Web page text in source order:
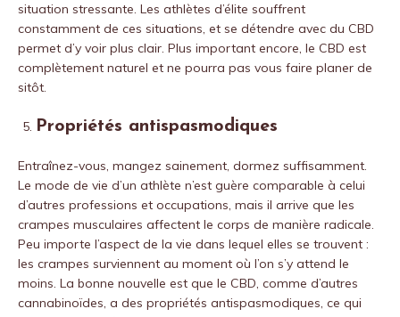
situation stressante. Les athlètes d’élite souffrent
constamment de ces situations, et se détendre avec du CBD
permet d’y voir plus clair. Plus important encore, le CBD est
complètement naturel et ne pourra pas vous faire planer de
sitôt.
Propriétés antispasmodiques
Entraînez-vous, mangez sainement, dormez suffisamment.
Le mode de vie d’un athlète n’est guère comparable à celui
d’autres professions et occupations, mais il arrive que les
crampes musculaires affectent le corps de manière radicale.
Peu importe l’aspect de la vie dans lequel elles se trouvent :
les crampes surviennent au moment où l’on s’y attend le
moins. La bonne nouvelle est que le CBD, comme d’autres
cannabinoïdes, a des propriétés antispasmodiques, ce qui